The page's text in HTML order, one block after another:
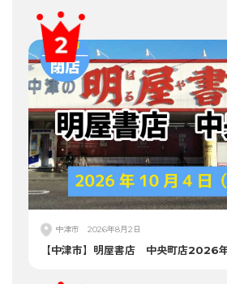
中津市 2026年8月2日
【中津市】明屋書店 中央町店2026